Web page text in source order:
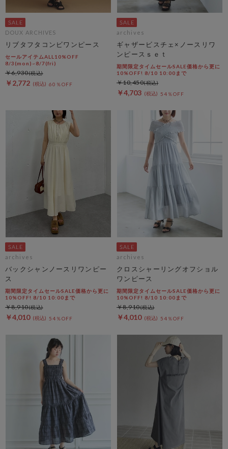
DOUX ARCHIVES
リブタフタコンビワンピース
セールアイテムALL10%OFF
8/3(mon)~8/7(fri)
￥2,772 60％OFF
￥6,930
archives
ギャザービスチェ×ノースリワ
ンピースｓｅｔ
期間限定タイムセールSALE価格から更に
10%OFF! 8/10 10:00まで
￥4,703 54％OFF
￥10,450
archives
バックシャンノースリワンピー
ス
期間限定タイムセールSALE価格から更に
10%OFF! 8/10 10:00まで
￥4,010 54％OFF
￥8,910
archives
クロスシャーリングオフショル
ワンピース
期間限定タイムセールSALE価格から更に
10%OFF! 8/10 10:00まで
￥4,010 54％OFF
￥8,910